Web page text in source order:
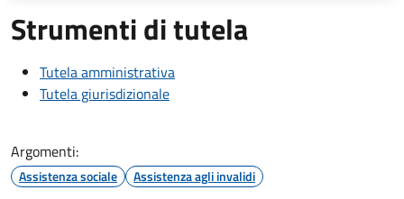
Strumenti di tutela
Tutela amministrativa
Tutela giurisdizionale
Argomenti:
Assistenza sociale Assistenza agli invalidi